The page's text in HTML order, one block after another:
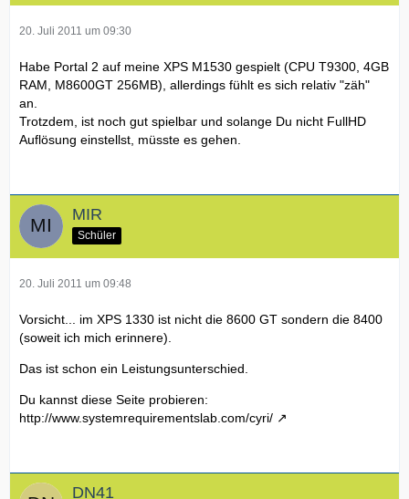
20. Juli 2011 um 09:30
Habe Portal 2 auf meine XPS M1530 gespielt (CPU T9300, 4GB
RAM, M8600GT 256MB), allerdings fühlt es sich relativ "zäh"
an.
Trotzdem, ist noch gut spielbar und solange Du nicht FullHD
Auflösung einstellst, müsste es gehen.
MIR
Schüler
20. Juli 2011 um 09:48
Vorsicht... im XPS 1330 ist nicht die 8600 GT sondern die 8400
(soweit ich mich erinnere).
Das ist schon ein Leistungsunterschied.
Du kannst diese Seite probieren:
http://www.systemrequirementslab.com/cyri/
DN41